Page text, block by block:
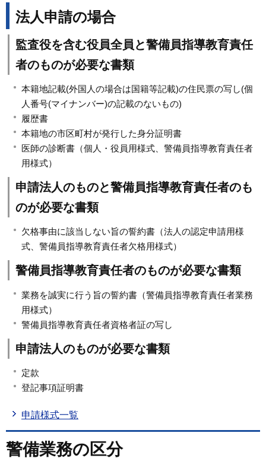
法人申請の場合
監査役を含む役員全員と警備員指導教育責任
者のものが必要な書類
本籍地記載(外国人の場合は国籍等記載)の住民票の写し(個
人番号(マイナンバー)の記載のないもの)
履歴書
本籍地の市区町村が発行した身分証明書
医師の診断書（個人・役員用様式、警備員指導教育責任者
用様式）
申請法人のものと警備員指導教育責任者のも
のが必要な書類
欠格事由に該当しない旨の誓約書（法人の認定申請用様
式、警備員指導教育責任者欠格用様式）
警備員指導教育責任者のものが必要な書類
業務を誠実に行う旨の誓約書（警備員指導教育責任者業務
用様式）
警備員指導教育責任者資格者証の写し
申請法人のものが必要な書類
定款
登記事項証明書
申請様式一覧
警備業務の区分